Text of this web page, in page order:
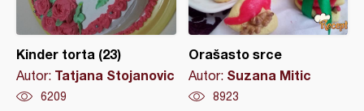
Kinder torta (23)
Autor: Tatjana Stojanovic
6209
Orašasto srce
Autor: Suzana Mitic
8923